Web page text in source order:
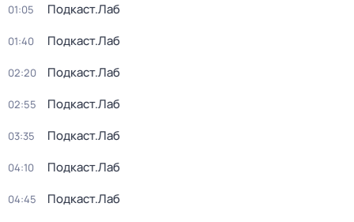
01:05 Подкаст.Лаб
01:40 Подкаст.Лаб
02:20 Подкаст.Лаб
02:55 Подкаст.Лаб
03:35 Подкаст.Лаб
04:10 Подкаст.Лаб
04:45 Подкаст.Лаб